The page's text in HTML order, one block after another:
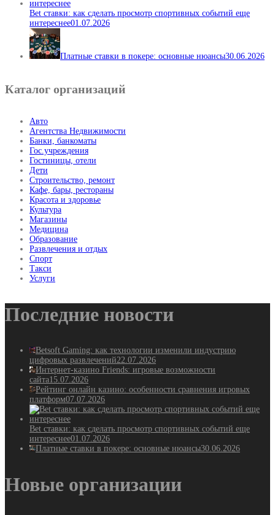
Bet ставки: как сделать просмотр спортивных событий еще
интереснее01.07.2026
Платные ставки в покере: основные нюансы30.06.2026
Каталог организаций
Авто
Агентства Недвижимости
Банки, банкоматы
Гос.учреждения
Гостиницы, отели
Дети
Строительство, ремонт
Кафе, бары, рестораны
Красота и здоровье
Культура
Магазины
Медицина
Образование
Развлечения и отдых
Спорт
Такси
Услуги
Последние новости
Betsoft Gaming: как технологии изменили индустрию
цифровых развлечений22.07.2026
Интернет-казино Friends: игровые возможности
сайта15.07.2026
Рейтинг онлайн казино: особенности сравнения игровых
платформ07.07.2026
Bet ставки: как сделать просмотр спортивных событий еще
интереснее01.07.2026
Платные ставки в покере: основные нюансы30.06.2026
Новые организации